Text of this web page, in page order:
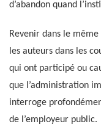
d’abandon quand
Revenir dans le
les auteurs dans les
qui ont participé ou
que l’administration
interroge
de l’employeur public.